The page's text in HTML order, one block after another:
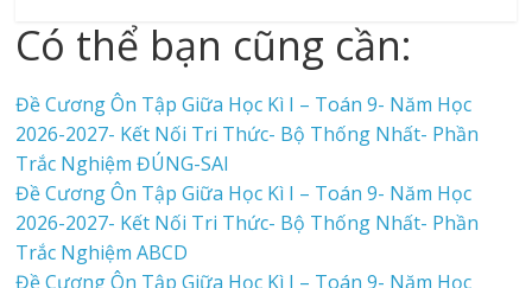
Có thể bạn cũng cần:
Đề Cương Ôn Tập Giữa Học Kì I – Toán 9- Năm Học
2026-2027- Kết Nối Tri Thức- Bộ Thống Nhất- Phần
Trắc Nghiệm ĐÚNG-SAI
Đề Cương Ôn Tập Giữa Học Kì I – Toán 9- Năm Học
2026-2027- Kết Nối Tri Thức- Bộ Thống Nhất- Phần
Trắc Nghiệm ABCD
Đề Cương Ôn Tập Giữa Học Kì I – Toán 9- Năm Học